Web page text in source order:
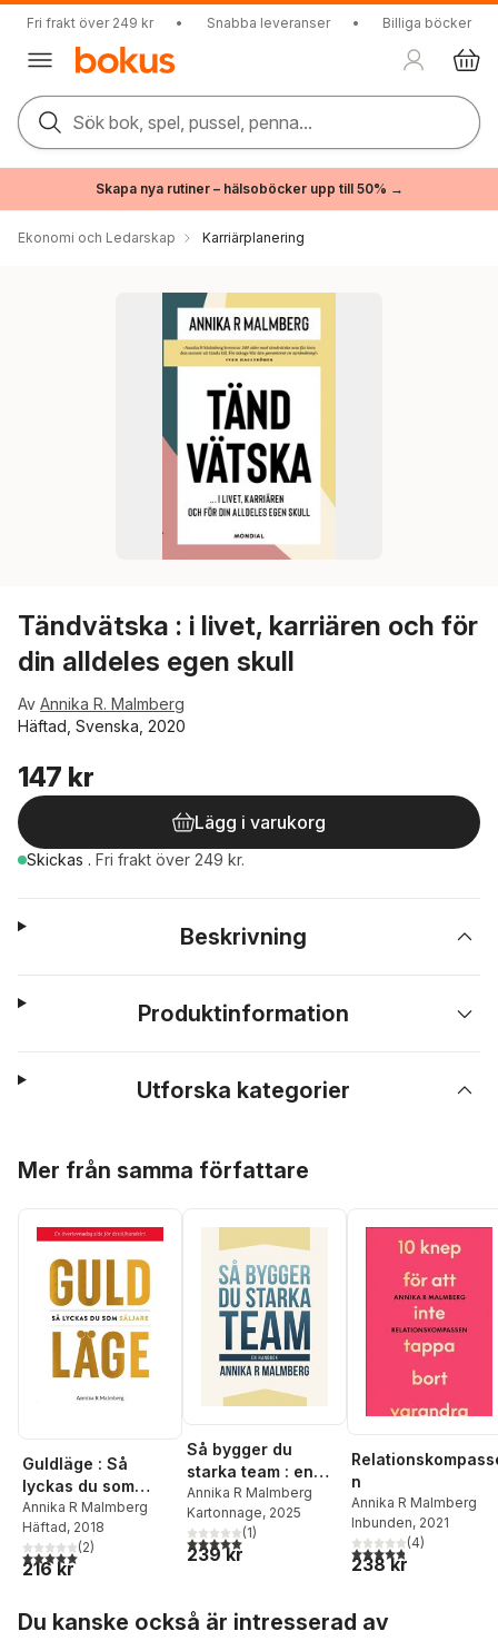
Fri frakt över 249 kr • Snabba leveranser • Billiga böcker
Sök bok, spel, pussel, penna...
Skapa nya rutiner – hälsoböcker upp till 50% →
Ekonomi och Ledarskap Karriärplanering
Tändvätska : i livet, karriären och för
din alldeles egen skull
Av Annika R. Malmberg
Häftad, Svenska, 2020
147 kr
Lägg i varukorg
Skickas . Fri frakt över 249 kr.
Beskrivning
Produktinformation
Utforska kategorier
Mer från samma författare
Guldläge : Så
lyckas du som
säljare
Annika R Malmberg
Häftad, 2018
5,0utav 5 stjärnor. Totalt antal röster:
(2)
216 kr
Så bygger du
starka team : en
handbok
Annika R Malmberg
Kartonnage, 2025
5,0utav 5 stjärnor. Totalt antal röster:
(1)
239 kr
n
Annika R Malmberg
Inbunden, 2021
4,8utav 5 stjärnor.
(4)
238 kr
Du kanske också är intresserad av